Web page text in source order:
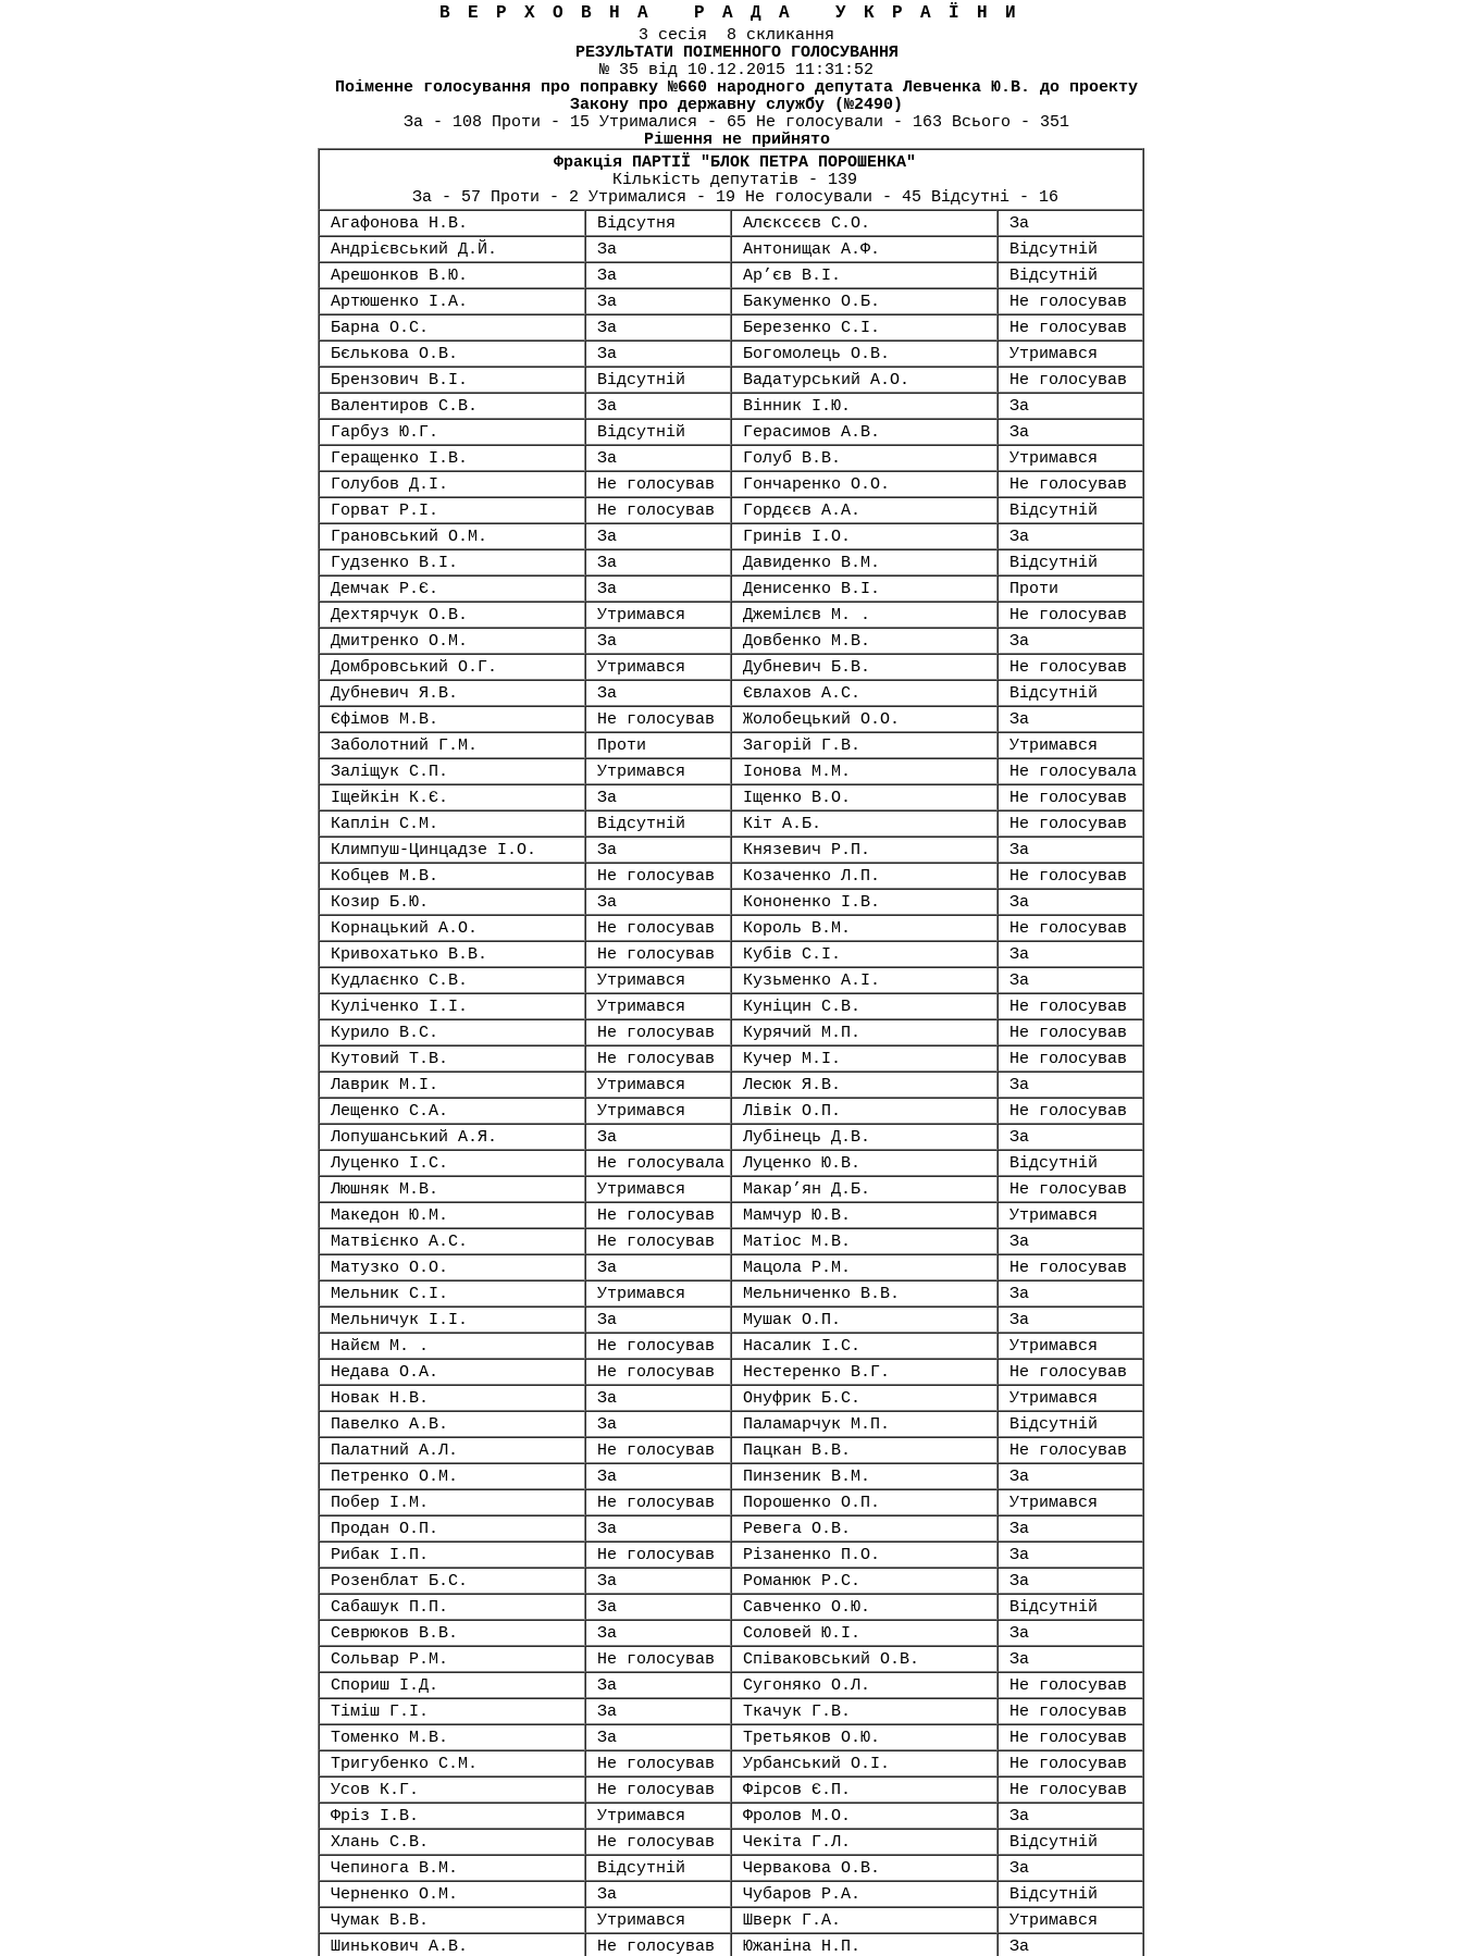
ВЕРХОВНА РАДА УКРАЇНИ
3 сесія 8 скликання
РЕЗУЛЬТАТИ ПОІМЕННОГО ГОЛОСУВАННЯ
№ 35 від 10.12.2015 11:31:52
Поіменне голосування про поправку №660 народного депутата Левченка Ю.В. до проекту
Закону про державну службу (№2490)
За - 108 Проти - 15 Утрималися - 65 Не голосували - 163 Всього - 351
Рішення не прийнято
Фракція ПАРТІЇ "БЛОК ПЕТРА ПОРОШЕНКА"
Кількість депутатів - 139
За - 57 Проти - 2 Утрималися - 19 Не голосували - 45 Відсутні - 16
Агафонова Н.В.
Відсутня Алєксєєв С.О.
За
Андрієвський Д.Й.
За Антонищак А.Ф.
Відсутній
Арешонков В.Ю.
За Ар’єв В.І.
Відсутній
Артюшенко І.А.
За Бакуменко О.Б.
Не голосував
Барна О.С.
За Березенко С.І.
Не голосував
Бєлькова О.В.
За Богомолець О.В.
Утримався
Брензович В.І.
Відсутній Вадатурський А.О.
Не голосував
Валентиров С.В.
За Вінник І.Ю.
За
Гарбуз Ю.Г.
Відсутній Герасимов А.В.
За
Геращенко І.В.
За Голуб В.В.
Утримався
Голубов Д.І.
Не голосував Гончаренко О.О.
Не голосував
Горват Р.І.
Не голосував Гордєєв А.А.
Відсутній
Грановський О.М.
За Гринів І.О.
За
Гудзенко В.І.
За Давиденко В.М.
Відсутній
Демчак Р.Є.
За Денисенко В.І.
Проти
Дехтярчук О.В.
Утримався Джемілєв М. .
Не голосував
Дмитренко О.М.
За Довбенко М.В.
За
Домбровський О.Г.
Утримався Дубневич Б.В.
Не голосував
Дубневич Я.В.
За Євлахов А.С.
Відсутній
Єфімов М.В.
Не голосував Жолобецький О.О.
За
Заболотний Г.М.
Проти Загорій Г.В.
Утримався
Заліщук С.П.
Утримався Іонова М.М.
Не голосувала
Іщейкін К.Є.
За Іщенко В.О.
Не голосував
Каплін С.М.
Відсутній Кіт А.Б.
Не голосував
Климпуш-Цинцадзе І.О.
За Князевич Р.П.
За
Кобцев М.В.
Не голосував Козаченко Л.П.
Не голосував
Козир Б.Ю.
За Кононенко І.В.
За
Корнацький А.О.
Не голосував Король В.М.
Не голосував
Кривохатько В.В.
Не голосував Кубів С.І.
За
Кудлаєнко С.В.
Утримався Кузьменко А.І.
За
Куліченко І.І.
Утримався Куніцин С.В.
Не голосував
Курило В.С.
Не голосував Курячий М.П.
Не голосував
Кутовий Т.В.
Не голосував Кучер М.І.
Не голосував
Лаврик М.І.
Утримався Лесюк Я.В.
За
Лещенко С.А.
Утримався Лівік О.П.
Не голосував
Лопушанський А.Я.
За Лубінець Д.В.
За
Луценко І.С.
Не голосувала Луценко Ю.В.
Відсутній
Люшняк М.В.
Утримався Макар’ян Д.Б.
Не голосував
Македон Ю.М.
Не голосував Мамчур Ю.В.
Утримався
Матвієнко А.С.
Не голосував Матіос М.В.
За
Матузко О.О.
За Мацола Р.М.
Не голосував
Мельник С.І.
Утримався Мельниченко В.В.
За
Мельничук І.І.
За Мушак О.П.
За
Найєм М. .
Не голосував Насалик І.С.
Утримався
Недава О.А.
Не голосував Нестеренко В.Г.
Не голосував
Новак Н.В.
За Онуфрик Б.С.
Утримався
Павелко А.В.
За Паламарчук М.П.
Відсутній
Палатний А.Л.
Не голосував Пацкан В.В.
Не голосував
Петренко О.М.
За Пинзеник В.М.
За
Побер І.М.
Не голосував Порошенко О.П.
Утримався
Продан О.П.
За Ревега О.В.
За
Рибак І.П.
Не голосував Різаненко П.О.
За
Розенблат Б.С.
За Романюк Р.С.
За
Сабашук П.П.
За Савченко О.Ю.
Відсутній
Севрюков В.В.
За Соловей Ю.І.
За
Сольвар Р.М.
Не голосував Співаковський О.В.
За
Спориш І.Д.
За Сугоняко О.Л.
Не голосував
Тіміш Г.І.
За Ткачук Г.В.
Не голосував
Томенко М.В.
За Третьяков О.Ю.
Не голосував
Тригубенко С.М.
Не голосував Урбанський О.І.
Не голосував
Усов К.Г.
Не голосував Фірсов Є.П.
Не голосував
Фріз І.В.
Утримався Фролов М.О.
За
Хлань С.В.
Не голосував Чекіта Г.Л.
Відсутній
Чепинога В.М.
Відсутній Червакова О.В.
За
Черненко О.М.
За Чубаров Р.А.
Відсутній
Чумак В.В.
Утримався Шверк Г.А.
Утримався
Шинькович А.В.
Не голосував Южаніна Н.П.
За